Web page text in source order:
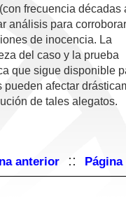
frecuencia décadas
análisis para
de inocencia. La
del caso y la prueba
que sigue disponible
pueden afectar
de tales alegatos.
anterior ::